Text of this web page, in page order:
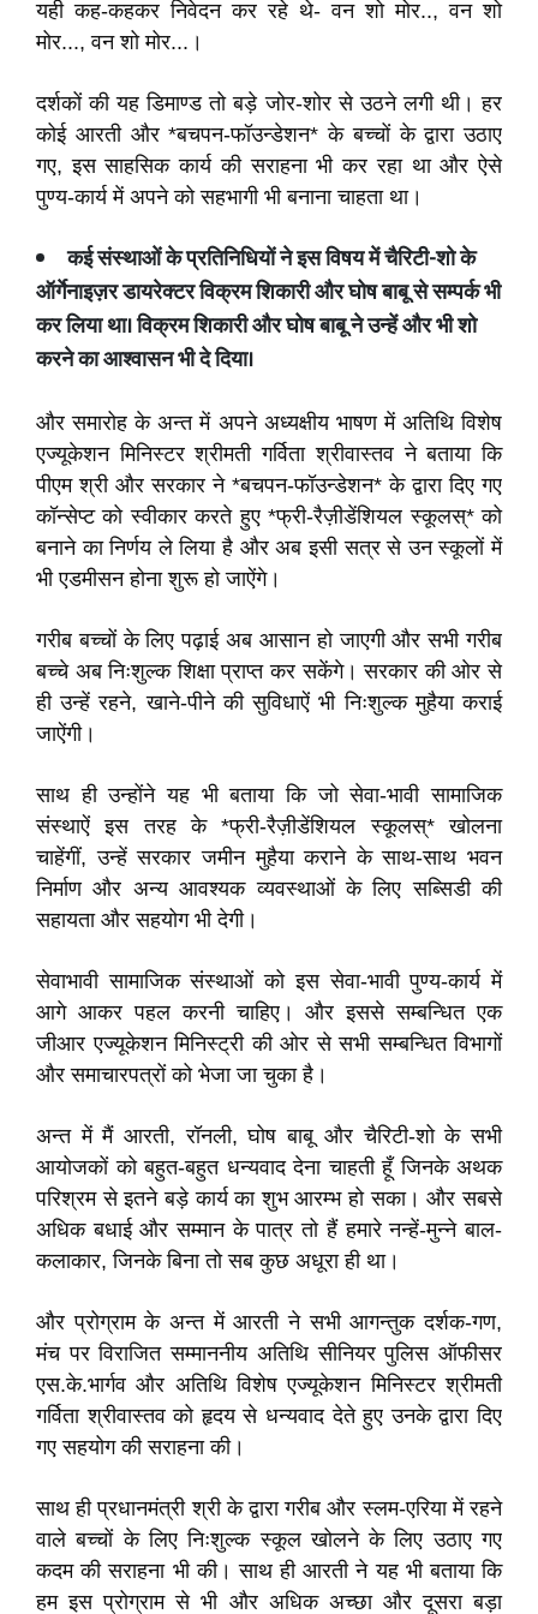
यही कह-कहकर निवेदन कर रहे थे- वन शो मोर.., वन शो
मोर..., वन शो मोर...।
दर्शकों की यह डिमाण्ड तो बड़े जोर-शोर से उठने लगी थी। हर
कोई आरती और *बचपन-फॉउन्डेशन* के बच्चों के द्वारा उठाए
गए, इस साहसिक कार्य की सराहना भी कर रहा था और ऐसे
पुण्य-कार्य में अपने को सहभागी भी बनाना चाहता था।
कई संस्थाओं के प्रतिनिधियों ने इस विषय में चैरिटी-शो के
ऑर्गेनाइज़र डायरेक्टर विक्रम शिकारी और घोष बाबू से सम्पर्क भी
कर लिया था। विक्रम शिकारी और घोष बाबू ने उन्हें और भी शो
करने का आश्वासन भी दे दिया।
और समारोह के अन्त में अपने अध्यक्षीय भाषण में अतिथि विशेष
एज्यूकेशन मिनिस्टर श्रीमती गर्विता श्रीवास्तव ने बताया कि
पीएम श्री और सरकार ने *बचपन-फॉउन्डेशन* के द्वारा दिए गए
कॉन्सेप्ट को स्वीकार करते हुए *फ्री-रैज़ीडेंशियल स्कूलस्* को
बनाने का निर्णय ले लिया है और अब इसी सत्र से उन स्कूलों में
भी एडमीसन होना शुरू हो जाऐंगे।
गरीब बच्चों के लिए पढ़ाई अब आसान हो जाएगी और सभी गरीब
बच्चे अब निःशुल्क शिक्षा प्राप्त कर सकेंगे। सरकार की ओर से
ही उन्हें रहने, खाने-पीने की सुविधाऐं भी निःशुल्क मुहैया कराई
जाऐंगी।
साथ ही उन्होंने यह भी बताया कि जो सेवा-भावी सामाजिक
संस्थाऐं इस तरह के *फ्री-रैज़ीडेंशियल स्कूलस्* खोलना
चाहेंगीं, उन्हें सरकार जमीन मुहैया कराने के साथ-साथ भवन
निर्माण और अन्य आवश्यक व्यवस्थाओं के लिए सब्सिडी की
सहायता और सहयोग भी देगी।
सेवाभावी सामाजिक संस्थाओं को इस सेवा-भावी पुण्य-कार्य में
आगे आकर पहल करनी चाहिए। और इससे सम्बन्धित एक
जीआर एज्यूकेशन मिनिस्ट्री की ओर से सभी सम्बन्धित विभागों
और समाचारपत्रों को भेजा जा चुका है।
अन्त में मैं आरती, रॉनली, घोष बाबू और चैरिटी-शो के सभी
आयोजकों को बहुत-बहुत धन्यवाद देना चाहती हूँ जिनके अथक
परिश्रम से इतने बड़े कार्य का शुभ आरम्भ हो सका। और सबसे
अधिक बधाई और सम्मान के पात्र तो हैं हमारे नन्हें-मुन्ने बाल-
कलाकार, जिनके बिना तो सब कुछ अधूरा ही था।
और प्रोग्राम के अन्त में आरती ने सभी आगन्तुक दर्शक-गण,
मंच पर विराजित सम्माननीय अतिथि सीनियर पुलिस ऑफीसर
एस.के.भार्गव और अतिथि विशेष एज्यूकेशन मिनिस्टर श्रीमती
गर्विता श्रीवास्तव को हृदय से धन्यवाद देते हुए उनके द्वारा दिए
गए सहयोग की सराहना की।
साथ ही प्रधानमंत्री श्री के द्वारा गरीब और स्लम-एरिया में रहने
वाले बच्चों के लिए निःशुल्क स्कूल खोलने के लिए उठाए गए
कदम की सराहना भी की। साथ ही आरती ने यह भी बताया कि
हम इस प्रोग्राम से भी और अधिक अच्छा और दूसरा बड़ा